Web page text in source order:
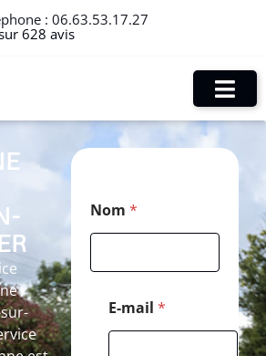
: 06.63.53.17.27
628 avis
Nom *
E-mail *
M
e
s
s
a
g
e